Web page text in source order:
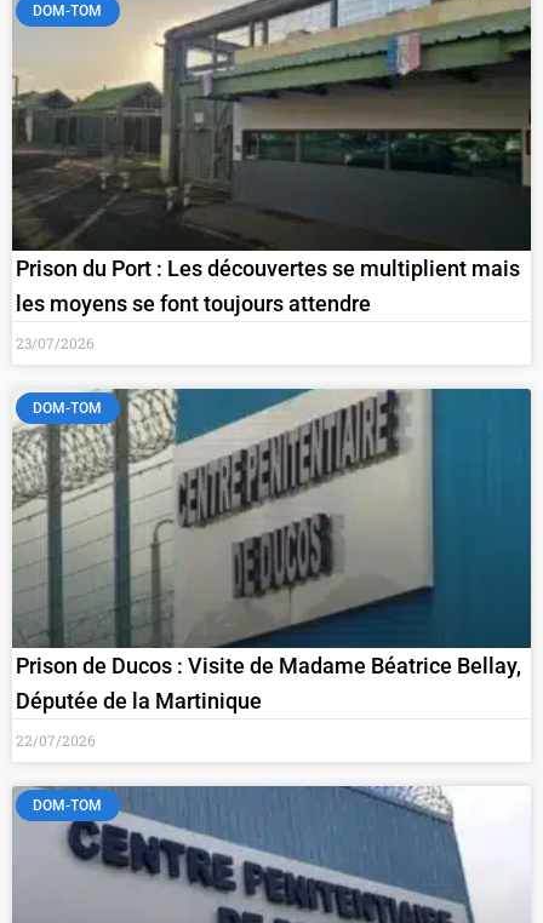
DOM-TOM
Prison du Port : Les découvertes se multiplient mais
les moyens se font toujours attendre
23/07/2026
DOM-TOM
Prison de Ducos : Visite de Madame Béatrice Bellay,
Députée de la Martinique
22/07/2026
DOM-TOM